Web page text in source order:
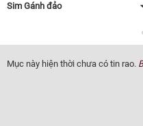
Sim Gánh đảo
Tất cả
Mục này hiện thời chưa có tin rao.